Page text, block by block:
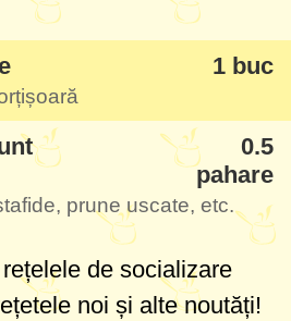
1 buc
0.5
pahare
prune uscate, etc.
de socializare
noi și alte noutăți!